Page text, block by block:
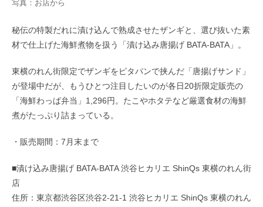
写真：お店から
秘伝の特製だれに漬け込んで熟成させたザンギと、選び抜いた素
材で仕上げた海鮮煮物を扱う「漬け込み唐揚げ BATA-BATA」。
東横のれん街限定でザンギをピタパンで挟んだ「唐揚げサンド」
が登場中だが、もうひとつ注目したいのが各日20折限定販売の
「海鮮わっぱ弁当」1,296円。たこやホタテなど厳選食材の海鮮
煮がたっぷり詰まっている。
・販売期間：7月末まで
■漬け込み唐揚げ BATA-BATA 渋谷ヒカリエ ShinQs 東横のれん街
店
住所：東京都渋谷区渋谷2-21-1 渋谷ヒカリエ ShinQs 東横のれん